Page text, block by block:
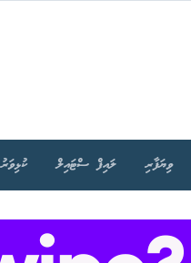
ވިޔަފާރި ލައިފް ސްޓައިލް ކުޅިވަރު